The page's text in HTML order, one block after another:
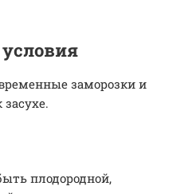
заморозки и
плодородной,